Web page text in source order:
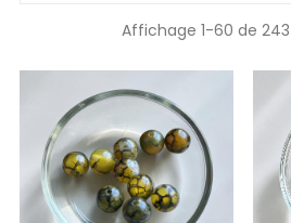
Affichage 1-60 de